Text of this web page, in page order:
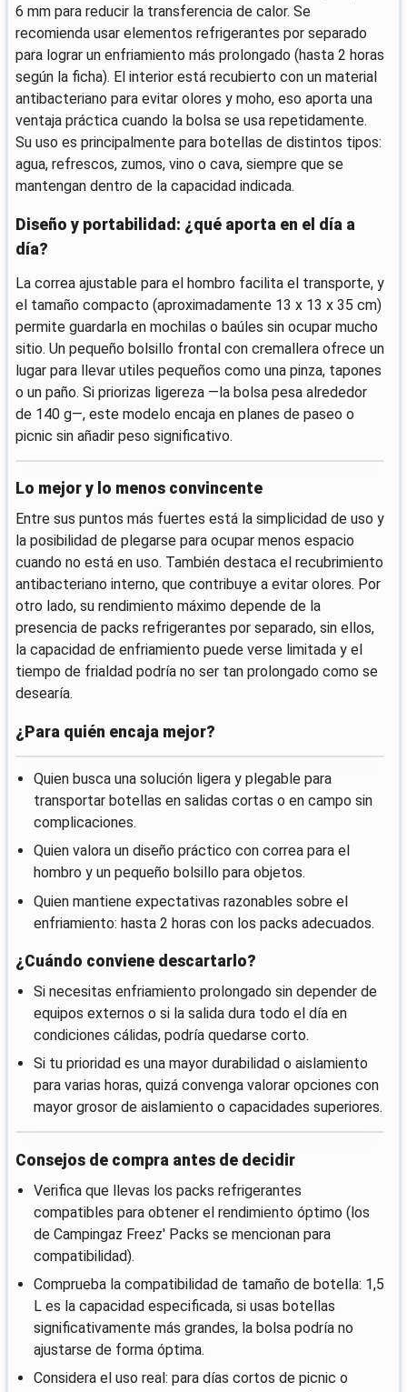
6 mm para reducir la transferencia de calor. Se
recomienda usar elementos refrigerantes por separado
para lograr un enfriamiento más prolongado (hasta 2 horas
según la ficha). El interior está recubierto con un material
antibacteriano para evitar olores y moho, eso aporta una
ventaja práctica cuando la bolsa se usa repetidamente.
Su uso es principalmente para botellas de distintos tipos:
agua, refrescos, zumos, vino o cava, siempre que se
mantengan dentro de la capacidad indicada.
Diseño y portabilidad: ¿qué aporta en el día a
día?
La correa ajustable para el hombro facilita el transporte, y
el tamaño compacto (aproximadamente 13 x 13 x 35 cm)
permite guardarla en mochilas o baúles sin ocupar mucho
sitio. Un pequeño bolsillo frontal con cremallera ofrece un
lugar para llevar utiles pequeños como una pinza, tapones
o un paño. Si priorizas ligereza —la bolsa pesa alrededor
de 140 g—, este modelo encaja en planes de paseo o
picnic sin añadir peso significativo.
Lo mejor y lo menos convincente
Entre sus puntos más fuertes está la simplicidad de uso y
la posibilidad de plegarse para ocupar menos espacio
cuando no está en uso. También destaca el recubrimiento
antibacteriano interno, que contribuye a evitar olores. Por
otro lado, su rendimiento máximo depende de la
presencia de packs refrigerantes por separado, sin ellos,
la capacidad de enfriamiento puede verse limitada y el
tiempo de frialdad podría no ser tan prolongado como se
desearía.
¿Para quién encaja mejor?
Quien busca una solución ligera y plegable para
transportar botellas en salidas cortas o en campo sin
complicaciones.
Quien valora un diseño práctico con correa para el
hombro y un pequeño bolsillo para objetos.
Quien mantiene expectativas razonables sobre el
enfriamiento: hasta 2 horas con los packs adecuados.
¿Cuándo conviene descartarlo?
Si necesitas enfriamiento prolongado sin depender de
equipos externos o si la salida dura todo el día en
condiciones cálidas, podría quedarse corto.
Si tu prioridad es una mayor durabilidad o aislamiento
para varias horas, quizá convenga valorar opciones con
mayor grosor de aislamiento o capacidades superiores.
Consejos de compra antes de decidir
Verifica que llevas los packs refrigerantes
compatibles para obtener el rendimiento óptimo (los
de Campingaz Freez' Packs se mencionan para
compatibilidad).
Comprueba la compatibilidad de tamaño de botella: 1,5
L es la capacidad especificada, si usas botellas
significativamente más grandes, la bolsa podría no
ajustarse de forma óptima.
Considera el uso real: para días cortos de picnic o